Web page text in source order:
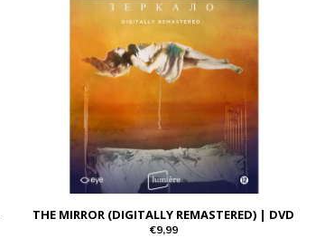
THE MIRROR (DIGITALLY REMASTERED) | DVD
€9,99